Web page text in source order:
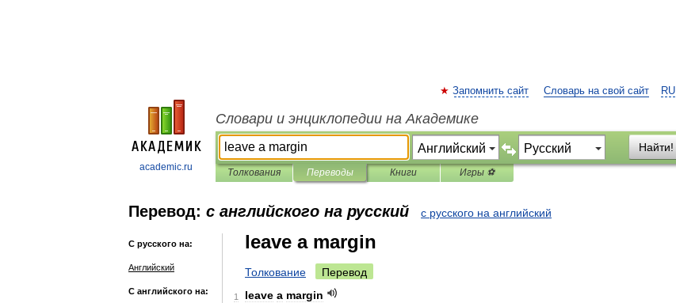
academic.ru
RU
Запомнить сайт Словарь на свой сайт
Словари и энциклопедии на Академике
Найти!
Толкования Переводы Книги Игры ⚽
Перевод: с английского на русский с русского на английский
С русского на:
Английский
С английского на:
leave a margin
Толкование Перевод
1 leave a margin